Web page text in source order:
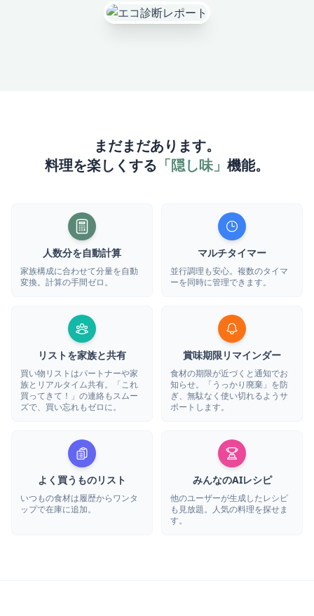
まだまだあります。
料理を楽しくする 「隠し味」 機能。
人数分を自動計算
家族構成に合わせて分量を自動
変換。計算の手間ゼロ。
マルチタイマー
並行調理も安心。複数のタイマ
ーを同時に管理できます。
リストを家族と共有
買い物リストはパートナーや家
族とリアルタイム共有。「これ
買ってきて！」の連絡もスムー
ズで、買い忘れもゼロに。
賞味期限リマインダー
食材の期限が近づくと通知でお
知らせ。「うっかり廃棄」を防
ぎ、無駄なく使い切れるようサ
ポートします。
よく買うものリスト
いつもの食材は履歴からワンタ
ップで在庫に追加。
みんなのAIレシピ
他のユーザーが生成したレシピ
も見放題。人気の料理を探せま
す。